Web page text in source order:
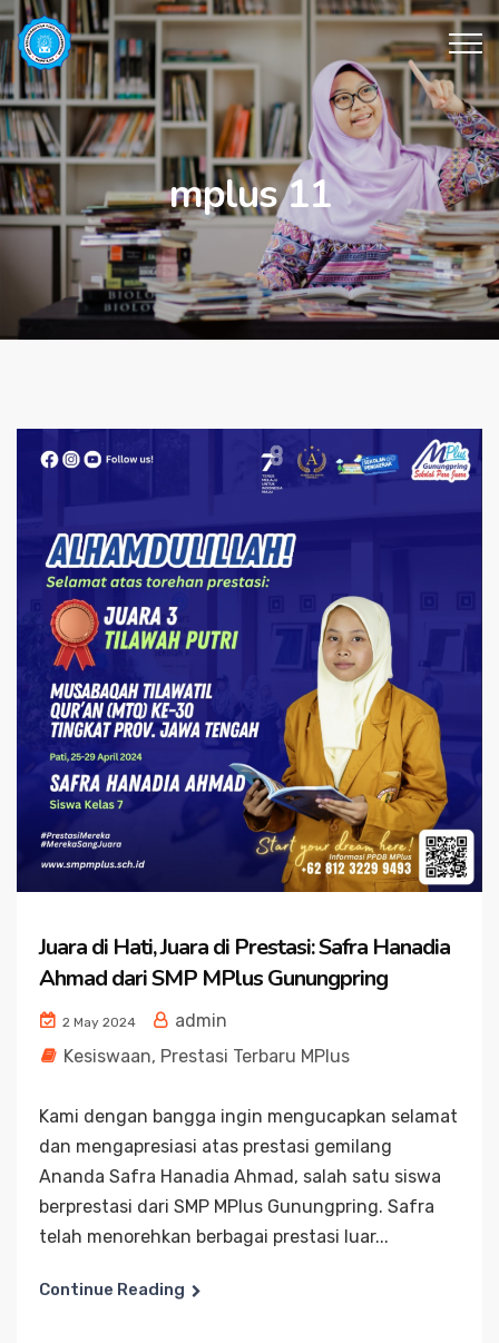
mplus 11
Juara di Hati, Juara di Prestasi: Safra Hanadia
Ahmad dari SMP MPlus Gunungpring
2 May 2024
admin
Kesiswaan, Prestasi Terbaru MPlus
Kami dengan bangga ingin mengucapkan selamat
dan mengapresiasi atas prestasi gemilang
Ananda Safra Hanadia Ahmad, salah satu siswa
berprestasi dari SMP MPlus Gunungpring. Safra
telah menorehkan berbagai prestasi luar...
Continue Reading